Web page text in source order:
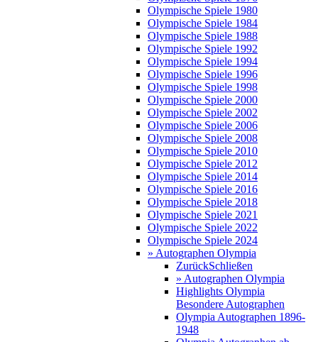
Olympische Spiele 1980
Olympische Spiele 1984
Olympische Spiele 1988
Olympische Spiele 1992
Olympische Spiele 1994
Olympische Spiele 1996
Olympische Spiele 1998
Olympische Spiele 2000
Olympische Spiele 2002
Olympische Spiele 2006
Olympische Spiele 2008
Olympische Spiele 2010
Olympische Spiele 2012
Olympische Spiele 2014
Olympische Spiele 2016
Olympische Spiele 2018
Olympische Spiele 2021
Olympische Spiele 2022
Olympische Spiele 2024
» Autographen Olympia
ZurückSchließen
» Autographen Olympia
Highlights Olympia
Besondere Autographen
Olympia Autographen 1896-
1948